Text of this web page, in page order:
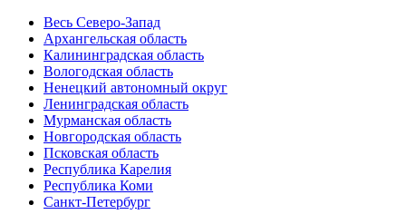
Весь Северо-Запад
Архангельская область
Калининградская область
Вологодская область
Ненецкий автономный округ
Ленинградская область
Мурманская область
Новгородская область
Псковская область
Республика Карелия
Республика Коми
Санкт-Петербург